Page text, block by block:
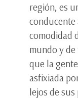
región, es
conducente
comodidad
mundo y
que la
asfixiada
lejos de